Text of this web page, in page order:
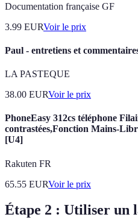
Documentation française GF
3.99 EURVoir le prix
Paul - entretiens et
LA PASTEQUE
38.00 EURVoir le prix
PhoneEasy 312cs téléphone
contrastées,Fonction Mains-
[U4]
Rakuten FR
65.55 EURVoir le prix
Étape 2 : Utiliser un